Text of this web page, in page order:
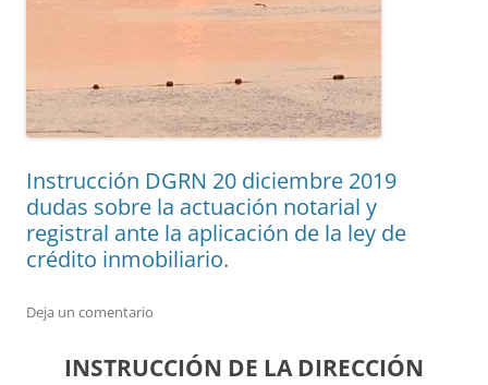
Instrucción DGRN 20 diciembre 2019
dudas sobre la actuación notarial y
registral ante la aplicación de la ley de
crédito inmobiliario.
Deja un comentario
INSTRUCCIÓN DE LA DIRECCIÓN